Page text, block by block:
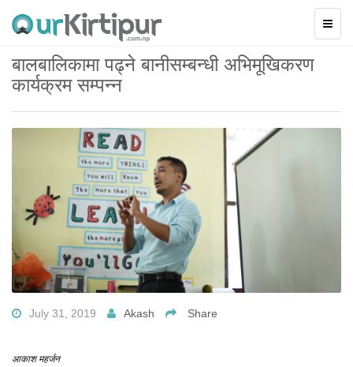
बालबालिकामा पढ्ने बानीसम्बन्धी अभिमूखिकरण
कार्यक्रम सम्पन्न
July 31, 2019 Akash Share
आकाश महर्जन